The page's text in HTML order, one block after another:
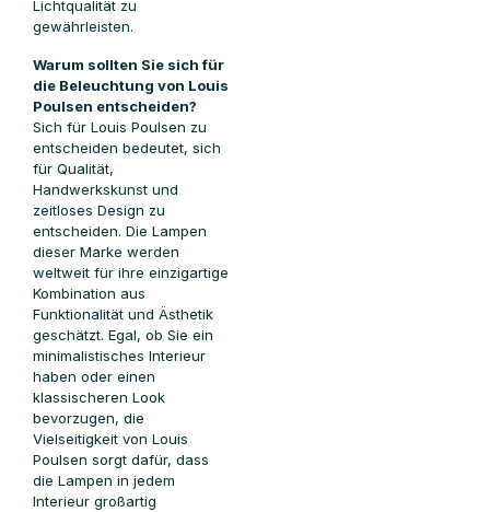
Lichtqualität zu
gewährleisten.
Warum sollten Sie sich für
die Beleuchtung von Louis
Poulsen entscheiden?
Sich für Louis Poulsen zu
entscheiden bedeutet, sich
für Qualität,
Handwerkskunst und
zeitloses Design zu
entscheiden. Die Lampen
dieser Marke werden
weltweit für ihre einzigartige
Kombination aus
Funktionalität und Ästhetik
geschätzt. Egal, ob Sie ein
minimalistisches Interieur
haben oder einen
klassischeren Look
bevorzugen, die
Vielseitigkeit von Louis
Poulsen sorgt dafür, dass
die Lampen in jedem
Interieur großartig